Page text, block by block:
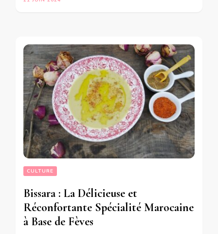
CULTURE
Bissara : La Délicieuse et
Réconfortante Spécialité Marocaine
à Base de Fèves